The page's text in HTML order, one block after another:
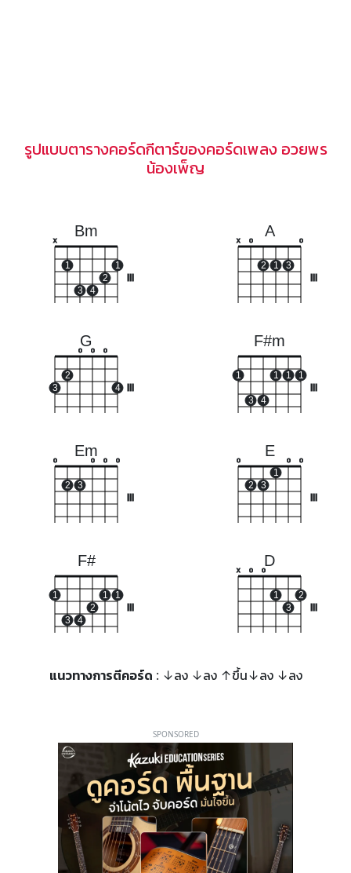
รูปแบบตารางคอร์ดกีตาร์ของคอร์ดเพลง อวยพร
น้องเพ็ญ
Bm
x
1
3 4
2
1
A
x o
2 1 3
o
G
3
2
o o o
4
F#m
1
3 4
1 1 1
Em
o
2 3
o o o
E
o
2 3
1
o o
F#
1
3 4
2
1 1
D
x o o
1
3
2
แนวทางการตีคอร์ด : ↓ลง ↓ลง ↑ขึ้น↓ลง ↓ลง
SPONSORED